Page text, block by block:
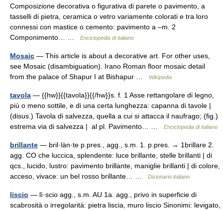
Composizione decorativa o figurativa di parete o pavimento, a
tasselli di pietra, ceramica o vetro variamente colorati e tra loro
connessi con mastice o cemento: pavimento a –m. 2
Componimento… …
Enciclopedia di italiano
Mosaic — This article is about a decorative art. For other uses,
see Mosaic (disambiguation). Irano Roman floor mosaic detail
from the palace of Shapur I at Bishapur …
Wikipedia
tavola — {{hw}}{{tavola}}{{/hw}}s. f. 1 Asse rettangolare di legno,
più o meno sottile, e di una certa lunghezza: capanna di tavole |
(disus.) Tavola di salvezza, quella a cui si attacca il naufrago; (fig.)
estrema via di salvezza | al pl. Pavimento… …
Enciclopedia di italiano
brillante — bril·làn·te p.pres., agg., s.m. 1. p.pres. → 1brillare 2.
agg. CO che luccica, splendente: luce brillante, stelle brillanti | di
qcs., lucido, lustro: pavimento brillante, maniglie brillanti | di colore,
acceso, vivace: un bel rosso brillante… …
Dizionario italiano
liscio — lì·scio agg., s.m. AU 1a. agg., privo in superficie di
scabrosità o irregolarità: pietra liscia, muro liscio Sinonimi: levigato,